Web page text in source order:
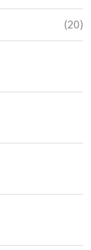
(20)